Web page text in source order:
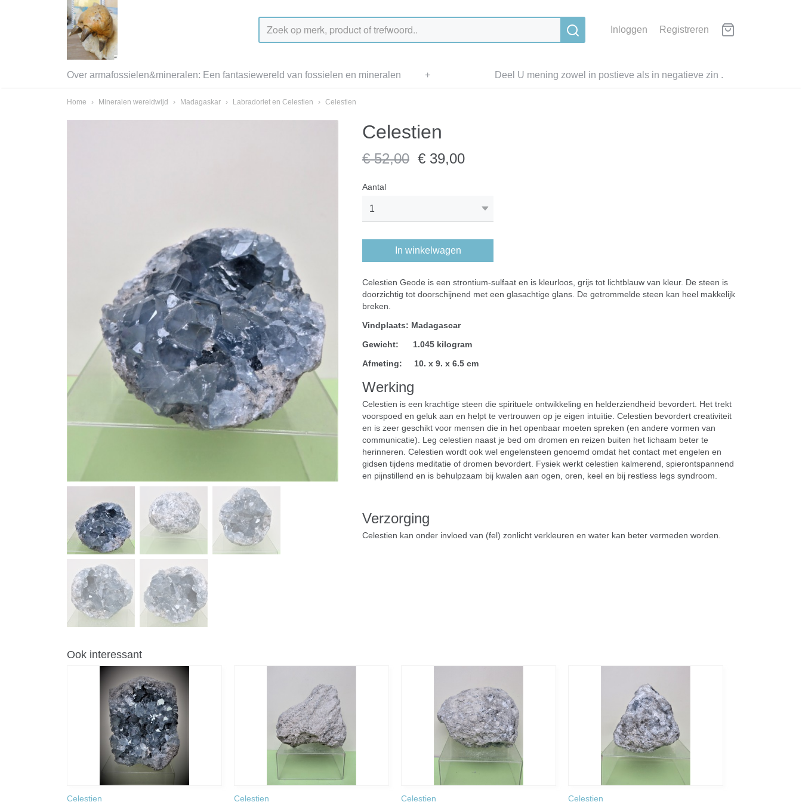
Inloggen Registreren
Deel U mening zowel in postieve als in negatieve zin .
Over armafossielen&mineralen: Een fantasiewereld van fossielen en mineralen +
Home › Mineralen wereldwijd › Madagaskar › Labradoriet en Celestien › Celestien
Celestien
€ 52,00 € 39,00
Aantal
In winkelwagen
Celestien Geode is een strontium-sulfaat en is kleurloos, grijs tot lichtblauw van kleur. De steen is
doorzichtig tot doorschijnend met een glasachtige glans. De getrommelde steen kan heel makkelijk
breken.
Vindplaats: Madagascar
Gewicht: 1.045 kilogram
Afmeting: 10. x 9. x 6.5 cm
Werking
Celestien is een krachtige steen die spirituele ontwikkeling en helderziendheid bevordert. Het trekt
voorspoed en geluk aan en helpt te vertrouwen op je eigen intuïtie. Celestien bevordert creativiteit
en is zeer geschikt voor mensen die in het openbaar moeten spreken (en andere vormen van
communicatie). Leg celestien naast je bed om dromen en reizen buiten het lichaam beter te
herinneren. Celestien wordt ook wel engelensteen genoemd omdat het contact met engelen en
gidsen tijdens meditatie of dromen bevordert. Fysiek werkt celestien kalmerend, spierontspannend
en pijnstillend en is behulpzaam bij kwalen aan ogen, oren, keel en bij restless legs syndroom.
Verzorging
Celestien kan onder invloed van (fel) zonlicht verkleuren en water kan beter vermeden worden.
Ook interessant
Celestien Celestien Celestien Celestien